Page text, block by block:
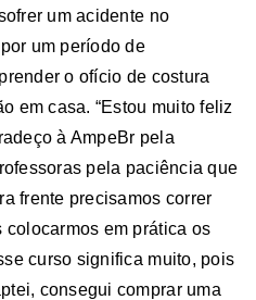
um acidente no
um período de
o ofício de costura
em casa. “Estou muito feliz
à AmpeBr pela
pela paciência que
frente precisamos correr
em prática os
curso significa muito, pois
consegui comprar uma